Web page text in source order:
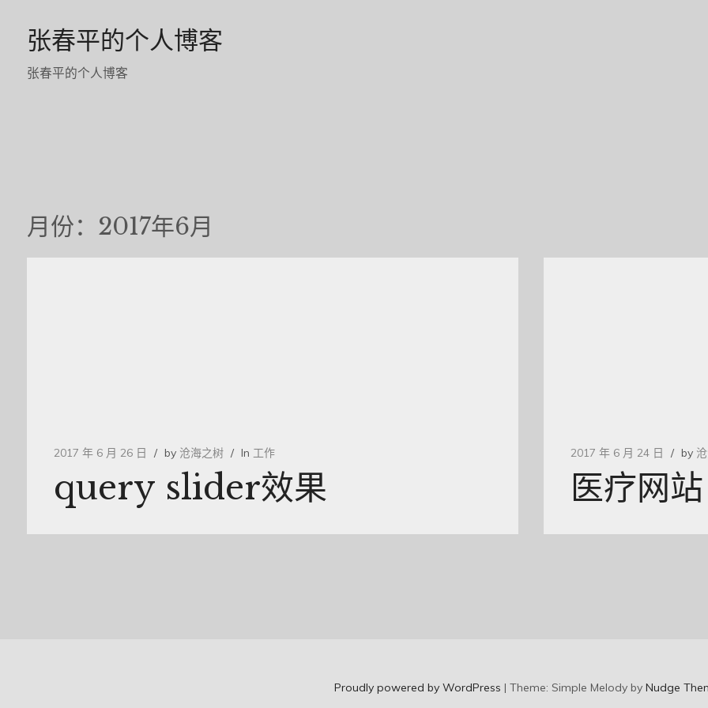
content
张春平的个人博客
张春平的个人博客
月份：2017年6月
2017 年 6 月 26 日 by 沧海之树 In 工作
query slider效果
2017 年 6 月 24 日 by
医疗网站
Proudly powered by WordPress | Theme: Simple Melody by Nudge